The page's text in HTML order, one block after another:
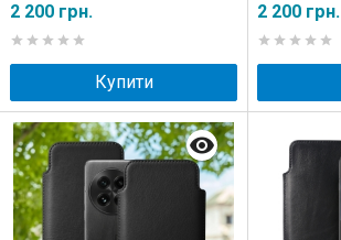
2 200 грн.
Купити
2 200 грн.